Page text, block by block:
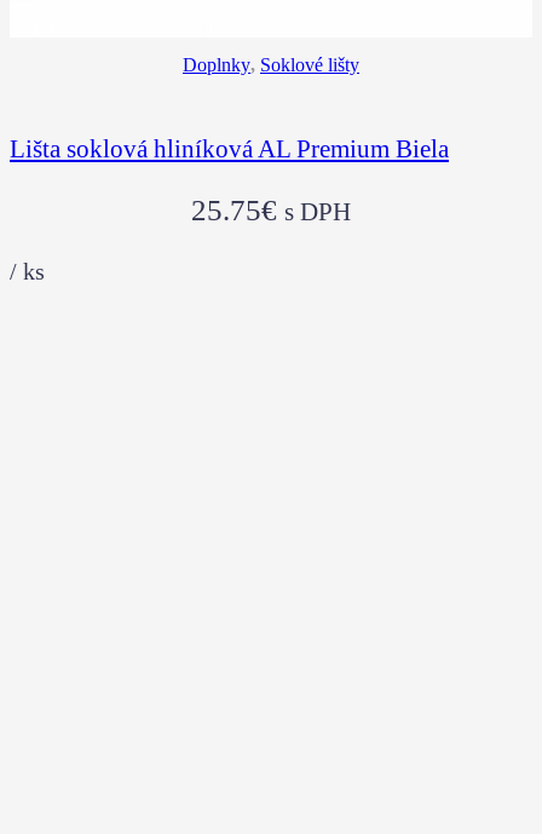
Doplnky, Soklové lišty
Lišta soklová hliníková AL Premium Biela
25.75€ s DPH
/ ks